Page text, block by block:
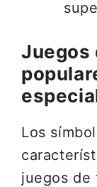
Juegos
Los
juegos de